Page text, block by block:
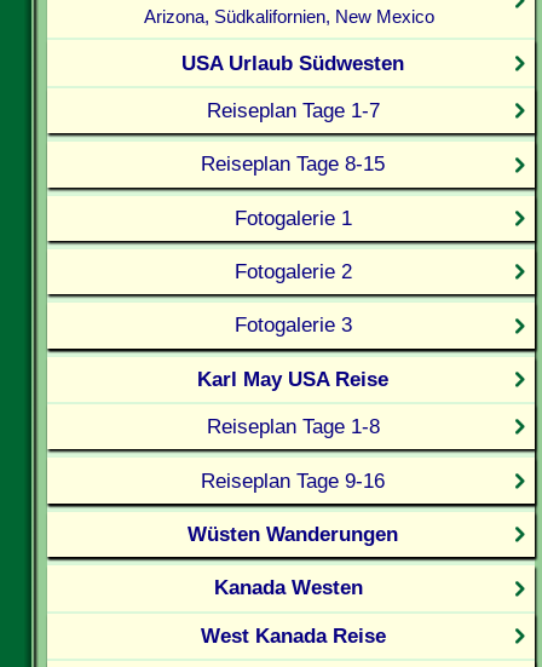
Arizona, Südkalifornien, New Mexico
USA Urlaub Südwesten
Reiseplan Tage 1-7
Reiseplan Tage 8-15
Fotogalerie 1
Fotogalerie 2
Fotogalerie 3
Karl May USA Reise
Reiseplan Tage 1-8
Reiseplan Tage 9-16
Wüsten Wanderungen
Kanada Westen
West Kanada Reise